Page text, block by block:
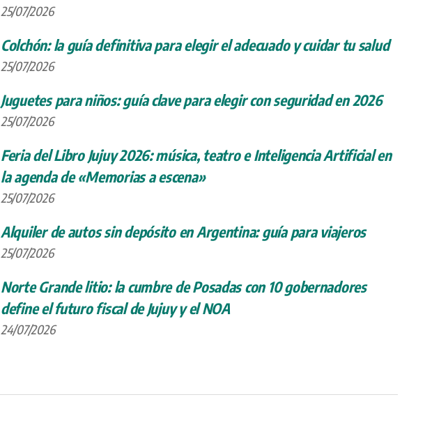
25/07/2026
Colchón: la guía definitiva para elegir el adecuado y cuidar tu salud
25/07/2026
Juguetes para niños: guía clave para elegir con seguridad en 2026
25/07/2026
Feria del Libro Jujuy 2026: música, teatro e Inteligencia Artificial en
la agenda de «Memorias a escena»
25/07/2026
Alquiler de autos sin depósito en Argentina: guía para viajeros
25/07/2026
Norte Grande litio: la cumbre de Posadas con 10 gobernadores
define el futuro fiscal de Jujuy y el NOA
24/07/2026